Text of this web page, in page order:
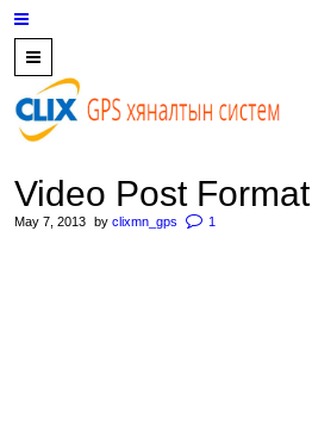
89559964,
952223647
Video Post Format
May 7, 2013 by clixmn_gps 1